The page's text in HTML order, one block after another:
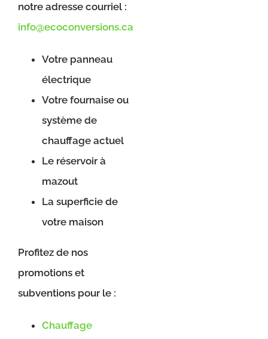
notre adresse courriel :
info@ecoconversions.ca
Votre panneau
électrique
Votre fournaise ou
système de
chauffage actuel
Le réservoir à
mazout
La superficie de
votre maison
Profitez de nos
promotions et
subventions pour le :
Chauffage